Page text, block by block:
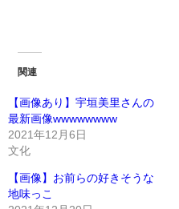
関連
【画像あり】宇垣美里さんの
最新画像wwwwwwww
2021年12月6日
文化
【画像】お前らの好きそうな
地味っこ